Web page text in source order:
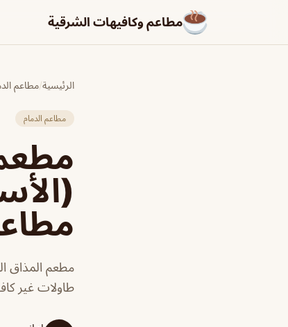
مطاعم وكافيهات الشرقية
الرئيسية/مطاعم
مطاعم الدمام
مطعم
مطعم المذاق
طاولات غير